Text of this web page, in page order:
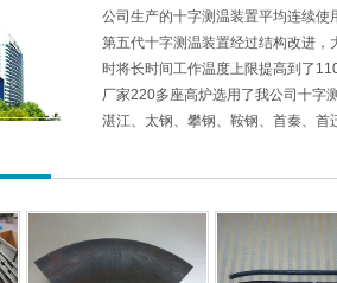
公司生产的十字测温装置平均连续使
第五代十字测温装置经过结构改进，
时将长时间工作温度上限提高到了
厂家220多座高炉选用了我公司十字
湛江、太钢、攀钢、鞍钢、首秦、首